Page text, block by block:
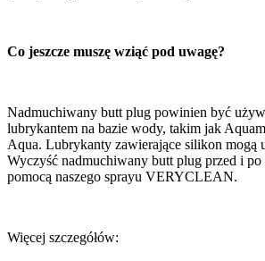
Co jeszcze muszę wziąć pod uwagę?
Nadmuchiwany butt plug powinien być
lubrykantem na bazie wody, takim jak
Aqua. Lubrykanty zawierające silikon mogą
Wyczyść nadmuchiwany butt plug przed i
pomocą naszego sprayu VERYCLEAN.
Więcej szczegółów: